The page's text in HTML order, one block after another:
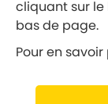
cliquant sur le
bas de page.
Pour en savoir